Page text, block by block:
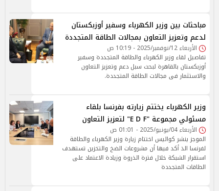
مباحثات بين وزير الكهرباء وسفير أوزبكستان
لدعم وتعزيز التعاون بمجالات الطاقة المتجددة
الأربعاء 12/نوفمبر/2025 - 10:19 ص
تفاصيل لقاء وزير الكهرباء والطاقة المتجددة وسفير
أوزبكستان بالقاهرة لبحث سبل دعم وتعزيز التعاون
والاستثمار فى مجالات الطاقة المتجددة.
وزير الكهرباء يختتم زيارته بفرنسا بلقاء
مسئولي مجموعة "E D F" لتعزيز التعاون
الأربعاء 04/يونيو/2025 - 01:01 ص
الموجز ينشر كواليس اختتام زيارة وزير الكهرباء والطاقة
لفرنسا الذ أكد فيها أن مشروعات الضخ والتخزين تستهدف
استقرار الشبكة خلال فترة الذروة وزيادة الاعتماد على
الطاقات المتجددة